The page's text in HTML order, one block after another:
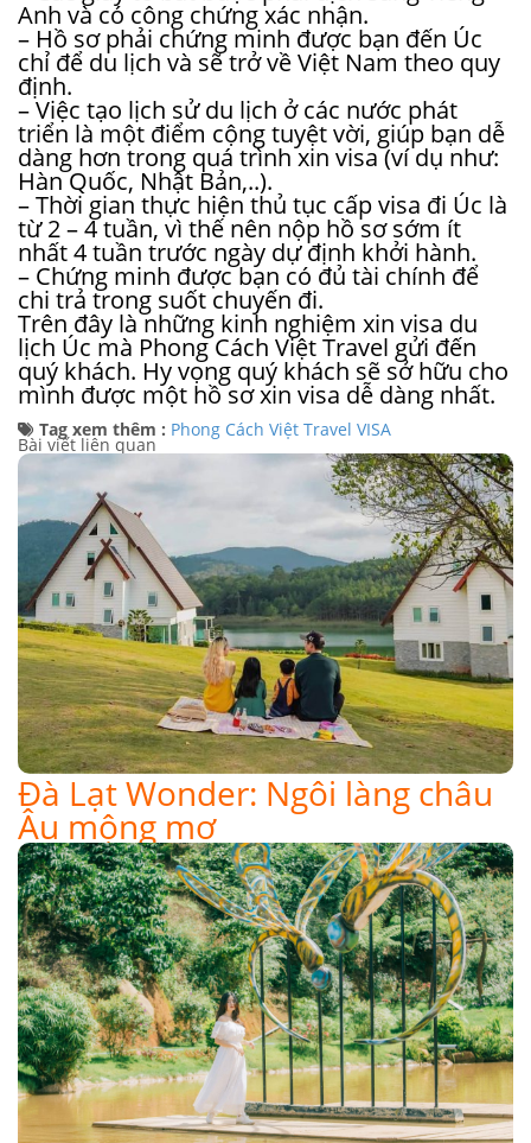
Anh và có công chứng xác nhận.
– Hồ sơ phải chứng minh được bạn đến Úc
chỉ để du lịch và sẽ trở về Việt Nam theo quy
định.
– Việc tạo lịch sử du lịch ở các nước phát
triển là một điểm cộng tuyệt vời, giúp bạn dễ
dàng hơn trong quá trình xin visa (ví dụ như:
Hàn Quốc, Nhật Bản,..).
– Thời gian thực hiện thủ tục cấp visa đi Úc là
từ 2 – 4 tuần, vì thế nên nộp hồ sơ sớm ít
nhất 4 tuần trước ngày dự định khởi hành.
– Chứng minh được bạn có đủ tài chính để
chi trả trong suốt chuyến đi.
Trên đây là những kinh nghiệm xin visa du
lịch Úc mà Phong Cách Việt Travel gửi đến
quý khách. Hy vọng quý khách sẽ sở hữu cho
mình được một hồ sơ xin visa dễ dàng nhất.
Tag xem thêm : Phong Cách Việt Travel VISA
Bài viết liên quan
Đà Lạt Wonder: Ngôi làng châu
Âu mộng mơ